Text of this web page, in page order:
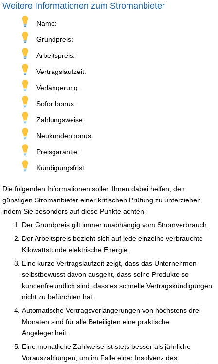
Weitere Informationen zum Stromanbieter
Name:
Grundpreis:
Arbeitspreis:
Vertragslaufzeit:
Verlängerung:
Sofortbonus:
Zahlungsweise:
Neukundenbonus:
Preisgarantie:
Kündigungsfrist:
Die folgenden Informationen sollen Ihnen dabei helfen, den
günstigen Stromanbieter einer kritischen Prüfung zu unterziehen,
indem Sie besonders auf diese Punkte achten:
Der Grundpreis gilt immer unabhängig vom Stromverbrauch.
Der Arbeitspreis bezieht sich auf jede einzelne verbrauchte
Kilowattstunde elektrische Energie.
Eine kurze Vertragslaufzeit zeigt, dass das Unternehmen
selbstbewusst davon ausgeht, dass seine Produkte so
kundenfreundlich sind, dass es schnelle Vertragskündigungen
nicht zu befürchten hat.
Automatische Vertragsverlängerungen von höchstens drei
Monaten sind für alle Beteiligten eine praktische
Angelegenheit.
Eine monatliche Zahlweise ist stets besser als jährliche
Vorauszahlungen, um im Falle einer Insolvenz des